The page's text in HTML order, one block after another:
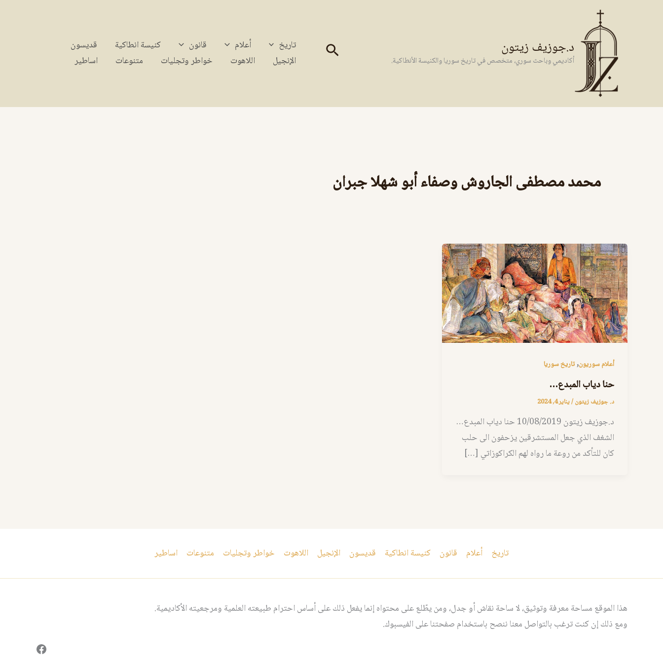
د.جوزيف زيتون
أكاديمي وباحث سوري، متخصص في تاريخ سوريا والكنيسة الأنطاكية. البحث تاريخ أعلام قانون كنيسة انطاكية
قديسون
الإنجيل
اللاهوت خواطر وتجليات متنوعات اساطير
محمد مصطفى الجاروش وصفاء أبو شهلا جبران
أعلام سوريون,تاريخ سوريا
حنا دياب المبدع…
د. جوزيف زيتون/يناير 4, 2024
د.جوزيف زيتون 10/08/2019 حنا دياب المبدع…
الشغف الذي جعل المستشرقين يزحفون الى حلب
كان للتأكد من روعة ما رواه لهم الكراكوزاتي […]
تاريخ أعلام قانون كنيسة انطاكية قديسون الإنجيل اللاهوت خواطر وتجليات متنوعات اساطير
هذا الموقع مساحة معرفة وتوثيق، لا ساحة نقاش أو جدل، ومن يطّلع على محتواه إنما يفعل ذلك على أساس احترام طبيعته العلمية ومرجعيته الأكاديمية.
ومع ذلك إن كنت ترغب بالتواصل معنا ننصح باستخدام صفحتنا على الفيسبوك.
فيسبوك